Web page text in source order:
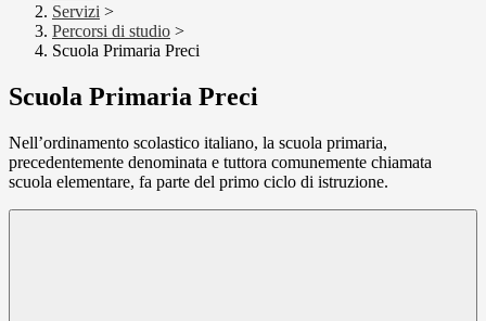
Servizi >
Percorsi di studio >
Scuola Primaria Preci
Scuola Primaria Preci
Nell’ordinamento scolastico italiano, la scuola primaria,
precedentemente denominata e tuttora comunemente chiamata
scuola elementare, fa parte del primo ciclo di istruzione.